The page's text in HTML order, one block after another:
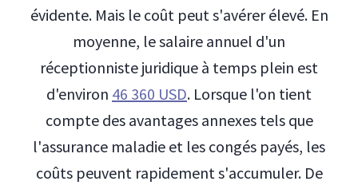
évidente. Mais le coût peut s'avérer élevé. En
moyenne, le salaire annuel d'un
réceptionniste juridique à temps plein est
d'environ 46 360 USD. Lorsque l'on tient
compte des avantages annexes tels que
l'assurance maladie et les congés payés, les
coûts peuvent rapidement s'accumuler. De